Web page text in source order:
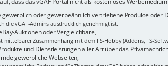
dass das vGAF-Portal nicht als kostenloses
gewerblich oder gewerbeähnlich vertriebene Produkte oder
die vGAF-Admins ausdrücklich genehmigt ist.
Auktionen oder Vergleichbare,
mittelbarer Zusammenhang mit dem FS-Hobby (Addons, FS-
und Dienstleistungen aller Art über das
gewerbliche Webseiten,